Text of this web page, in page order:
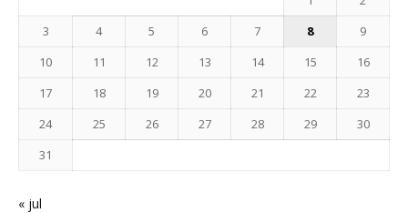
3
4 5 6 7 8
9
10
11 12 13 14 15
16
17
18 19 20 21 22
23
24
25 26 27 28 29
30
31
« jul